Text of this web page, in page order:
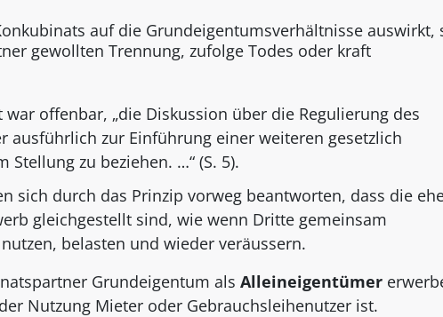
auf die Grundeigentumsverhältnisse auswirkt,
gewollten Trennung, zufolge Todes oder kraft
offenbar, „die Diskussion über die Regulierung des
ausführlich zur Einführung einer weiteren gesetzlich
zu beziehen. …“ (S. 5).
sich durch das Prinzip vorweg beantworten, dass die
gleichgestellt sind, wie wenn Dritte gemeinsam
belasten und wieder veräussern.
Grundeigentum als Alleineigentümer
Nutzung Mieter oder Gebrauchsleihenutzer ist.